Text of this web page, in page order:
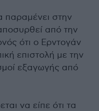
παραμένει στην
από την
ότι ο Ερντογάν
επιστολή με την
εξαγωγής από
να είπε ότι τα